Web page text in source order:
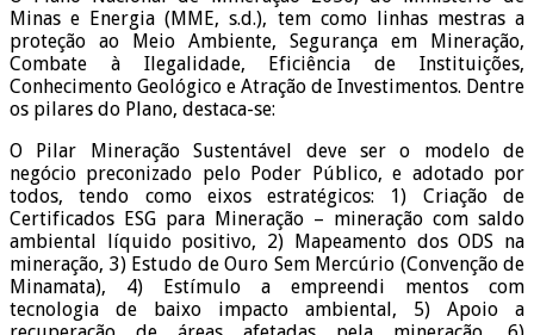
Minas e Energia (MME, s.d.), tem como linhas mestras a
proteção ao Meio Ambiente, Segurança em Mineração,
Combate à Ilegalidade, Eficiência de Instituições,
Conhecimento Geológico e Atração de Investimentos. Dentre
os pilares do Plano, destaca-se:
O Pilar Mineração Sustentável deve ser o modelo de
negócio preconizado pelo Poder Público, e adotado por
todos, tendo como eixos estratégicos: 1) Criação de
Certificados ESG para Mineração – mineração com saldo
ambiental líquido positivo, 2) Mapeamento dos ODS na
mineração, 3) Estudo de Ouro Sem Mercúrio (Convenção de
Minamata), 4) Estímulo a empreendi mentos com
tecnologia de baixo impacto ambiental, 5) Apoio a